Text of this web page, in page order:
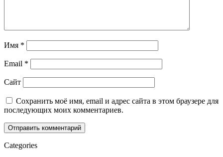
Имя *
Email *
Сайт
Сохранить моё имя, email и адрес сайта в этом браузере для
последующих моих комментариев.
Categories